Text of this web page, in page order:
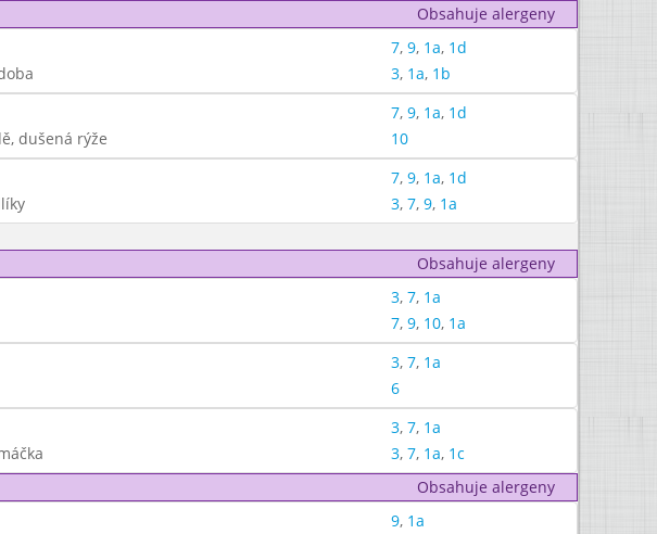
Obsahuje alergeny
7, 9, 1a, 1d
3, 1a, 1b
7, 9, 1a, 1d
dušená rýže 10
7, 9, 1a, 1d
3, 7, 9, 1a
Obsahuje alergeny
3, 7, 1a
7, 9, 10, 1a
3, 7, 1a
6
3, 7, 1a
3, 7, 1a, 1c
Obsahuje alergeny
9, 1a